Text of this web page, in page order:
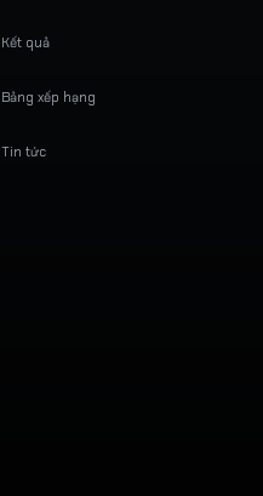
Kết quả
Bảng xếp hạng
Tin tức